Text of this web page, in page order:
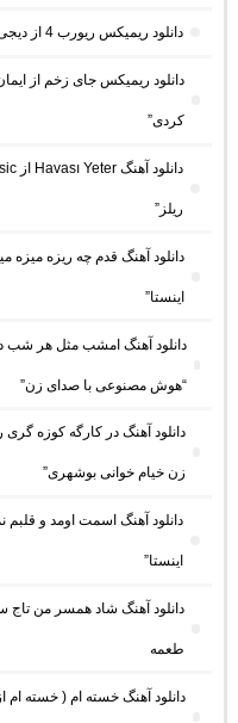
دانلود ریمیکس ریورب 4 از دیجی معین و میشاموزیکز “طولانی احساسی”
دانلود ریمیکس جای زخم از
کردی”
ریلز”
دانلود آهنگ ﻗﺪم ﭼﻪ رﻳﺰه ﻣﻴﺰه
اینستا”
دانلود آهنگ امشب مثل هر شب
“هوش مصنوعی با صدای زن”
دانلود آهنگ در کارگه کوزه
زن خیام خوانی بوشهری”
دانلود آهنگ اسمت اومد و قلبم
اینستا”
طعمه
دانلود آهنگ خسته ام ( خسته ام